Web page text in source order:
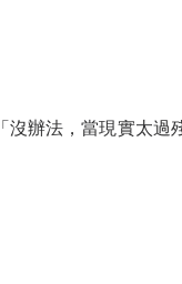
辦法，當現實太過